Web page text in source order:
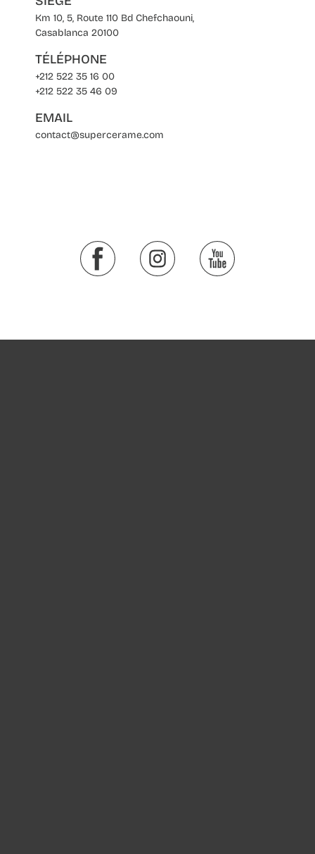
Km 10, 5, Route 110 Bd Chefchaouni,
Casablanca 20100
TÉLÉPHONE
+212 522 35 16 00
+212 522 35 46 09
EMAIL
contact@supercerame.com